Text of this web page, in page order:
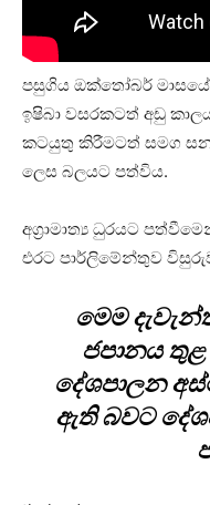
පසුගිය ඔක්තෝබර්
ඉෂිබා වසරකටත් අඩු
කටයුතු කිරීමටත් සමග
ලෙස බලයට පත්විය.
අග්‍රාමාත්‍ය ධුරයට
එරට පාර්ලිමේන්තුව
මෙම
ජපානය තුළ
දේශපාලන
ඇති බවට